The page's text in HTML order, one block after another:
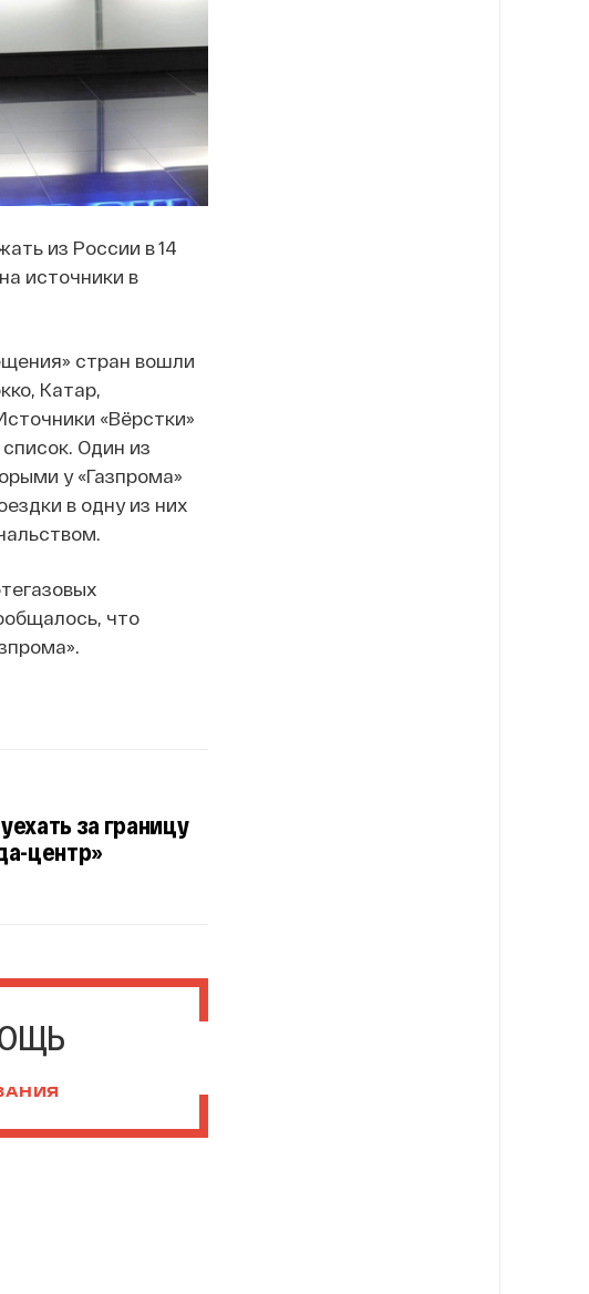
из России в 14
источники в
стран вошли
Катар,
«Вёрстки»
Один из
у «Газпрома»
в одну из них
что
за границу
центр»